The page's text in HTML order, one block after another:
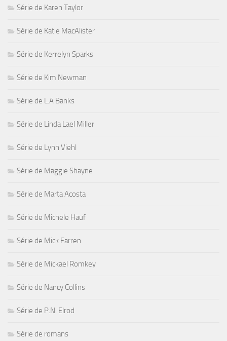
Série de Karen Taylor
Série de Katie MacAlister
Série de Kerrelyn Sparks
Série de Kim Newman
Série de L.A Banks
Série de Linda Lael Miller
Série de Lynn Viehl
Série de Maggie Shayne
Série de Marta Acosta
Série de Michele Hauf
Série de Mick Farren
Série de Mickael Romkey
Série de Nancy Collins
Série de P.N. Elrod
Série de romans